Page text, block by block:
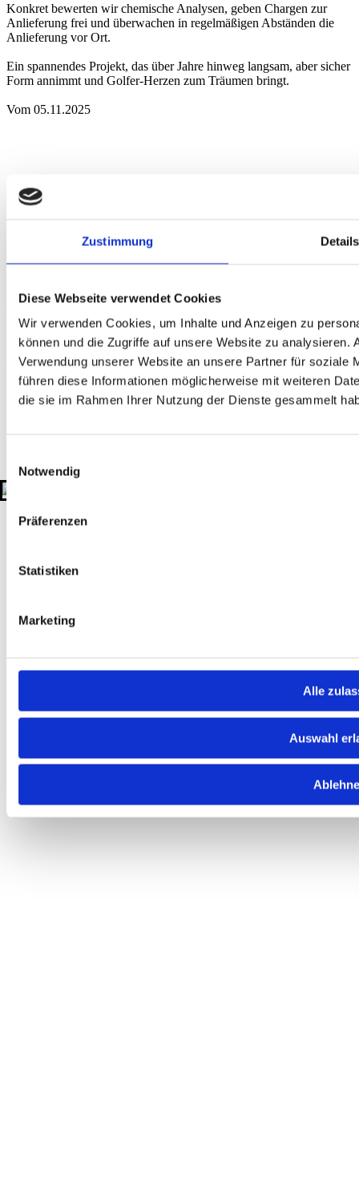
Zustimmung Details
Diese Webseite verwendet Cookies
Wir verwenden Cookies, um Inhalte und Anzeigen zu
können und die Zugriffe auf unsere Website zu analysieren.
Verwendung unserer Website an unsere Partner für soziale
führen diese Informationen möglicherweise mit weiteren
die sie im Rahmen Ihrer Nutzung der Dienste gesammelt
Notwendig
Präferenzen
Statistiken
Marketing
Alle
Auswahl
Konkret bewerten wir chemische Analysen, geben Chargen zur
Anlieferung frei und überwachen in regelmäßigen Abständen die
Anlieferung vor Ort.
Ein spannendes Projekt, das über Jahre hinweg langsam, aber sicher
Form annimmt und Golfer-Herzen zum Träumen bringt.
Vom 05.11.2025
Anfahrt
HamburgHannoverKarlsruhe
Neumarkt i. d.
NidderauNürnberg
Uelzen
Zertifizierungen Mitgliedschaften
Rechtliches
Impressum Datenschutzerklärung Hinweisgeber-Plattform
Kontakt
Sahlkamp 149
30179 Hannover
© 2026 GTU. Alle Rechte vorbehalten